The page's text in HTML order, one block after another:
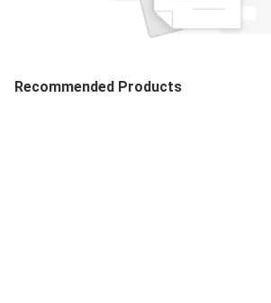
Recommended Products